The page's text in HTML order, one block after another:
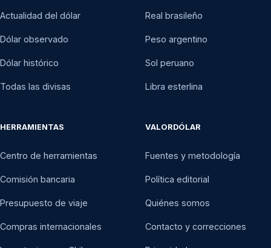
Actualidad del dólar
Dólar observado
Dólar histórico
Todas las divisas
Real brasileño
Peso argentino
Sol peruano
Libra esterlina
HERRAMIENTAS
Centro de herramientas
Comisión bancaria
Presupuesto de viaje
Compras internacionales
VALORDÓLAR
Fuentes y metodología
Política editorial
Quiénes somos
Contacto y correcciones